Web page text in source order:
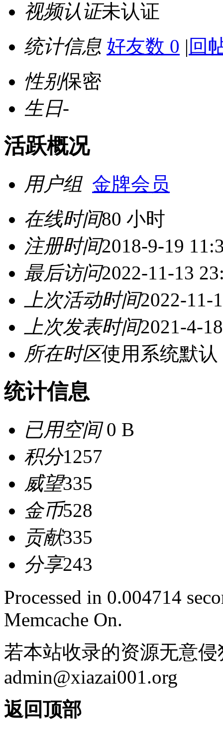
视频认证未认证
统计信息 好友数 0 | 回
性别保密
生日-
活跃概况
用户组 金牌会员
在线时间80 小时
注册时间2018-9-19
最后访问2022-11-13
上次活动时间2022-11-
上次发表时间2021-4-
所在时区使用系统默认
统计信息
已用空间0 B
积分1257
威望335
金币528
贡献335
分享243
Processed in 0.004714
Memcache On.
若本站收录的资源无意
admin@xiazai001.org
返回顶部